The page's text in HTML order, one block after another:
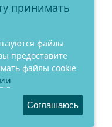
принимать
файлы
предоставите
файлы cookie
Соглашаюсь